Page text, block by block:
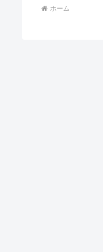
ホーム